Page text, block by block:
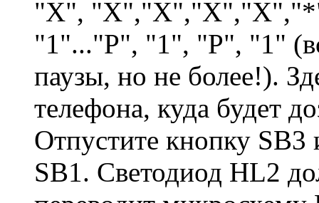
"X",
"1"..."Р", "1", "Р", "1"
паузы, но не более!).
телефона, куда будет
Отпустите кнопку
SB1. Светодиод HL2